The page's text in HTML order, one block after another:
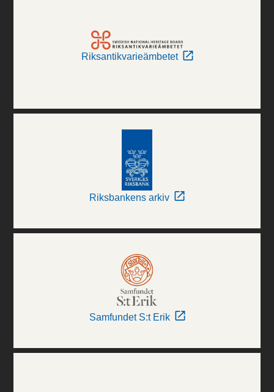
Riksantikvarieämbetet
Riksbankens arkiv
Samfundet S:t Erik